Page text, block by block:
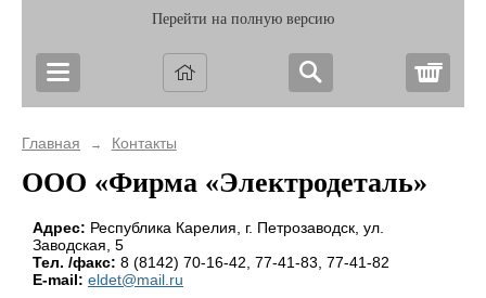
Перейти на полную версию
Главная → Контакты
ООО «Фирма «Электродеталь»
Адрес: Республика Карелия, г. Петрозаводск, ул.
Заводская, 5
Тел. /факс: 8 (8142) 70-16-42, 77-41-83, 77-41-82
E-mail: eldet@mail.ru